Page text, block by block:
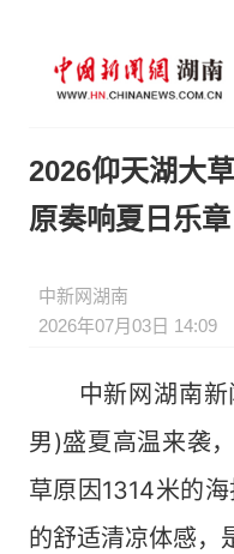
2026仰天湖大
原奏响夏日乐章
中新网湖南
2026年07月03日 14:09
中新网湖南新
男)盛夏高温来袭
草原因1314米的
的舒适清凉体感，